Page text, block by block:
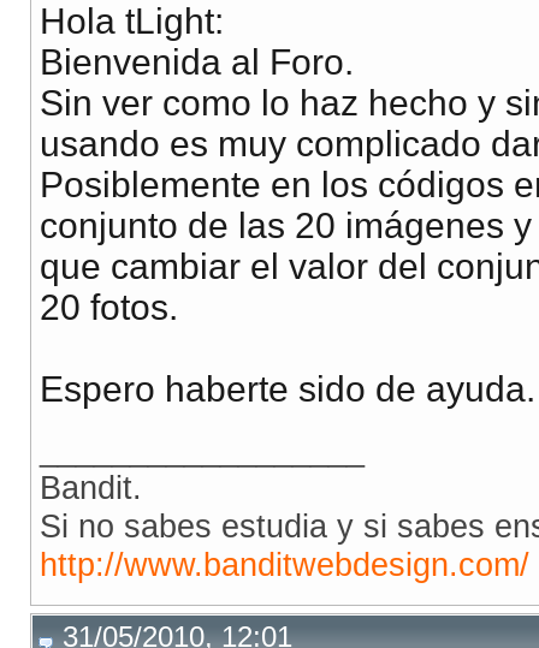
Hola tLight:
Bienvenida al Foro.
Sin ver como lo haz hecho y
usando es muy complicado
Posiblemente en los códigos
conjunto de las 20 imágenes
que cambiar el valor del
20 fotos.
Espero haberte sido de ayuda.
Bandit.
Si no sabes estudia y si sabes
http://www.banditwebdesign.com/
31/05/2010, 12:01